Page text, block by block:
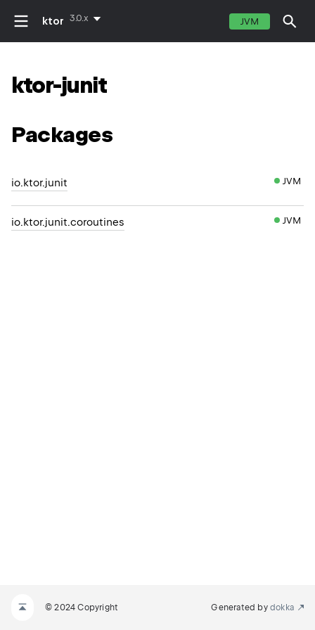
ktor 3.0.x JVM
ktor-junit
Packages
io.ktor.junit JVM
io.ktor.junit.coroutines JVM
© 2024 Copyright Generated by dokka